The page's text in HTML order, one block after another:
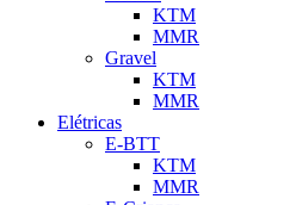
KTM
MMR
Gravel
KTM
MMR
Elétricas
E-BTT
KTM
MMR